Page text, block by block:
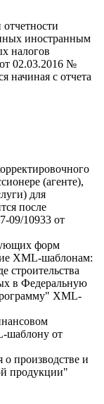
иностранным
налогов
02.03.2016 №
с отчета
(агенте),
для
после
09/10933 от
форм
XML-шаблонам:
в Федеральную
XML-
шаблону от
производстве и
продукции"